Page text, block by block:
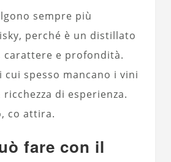
sempre più
perché è un distillato
carattere e profondità.
cui spesso mancano i vini
di esperienza.
co attira.
fare con il